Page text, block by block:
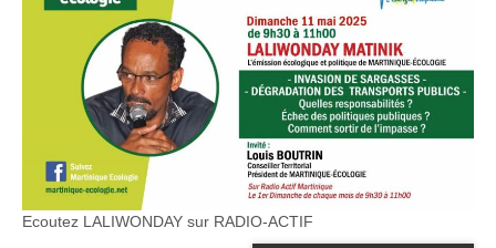
Ecoutez LALIWONDAY sur RADIO-ACTIF